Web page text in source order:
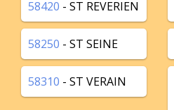
58420 - ST REVERIEN
58250 - ST SEINE
58310 - ST VERAIN